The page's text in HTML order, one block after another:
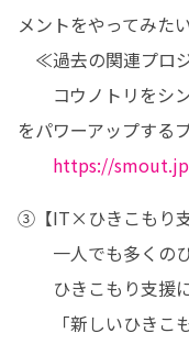
メントをやってみた
≪過去の関連プロ
コウノトリをシン
をパワーアップする
https://
③【IT×ひきこもり支
一人でも多くのひ
ひきこもり支援に
「新しいひきこも